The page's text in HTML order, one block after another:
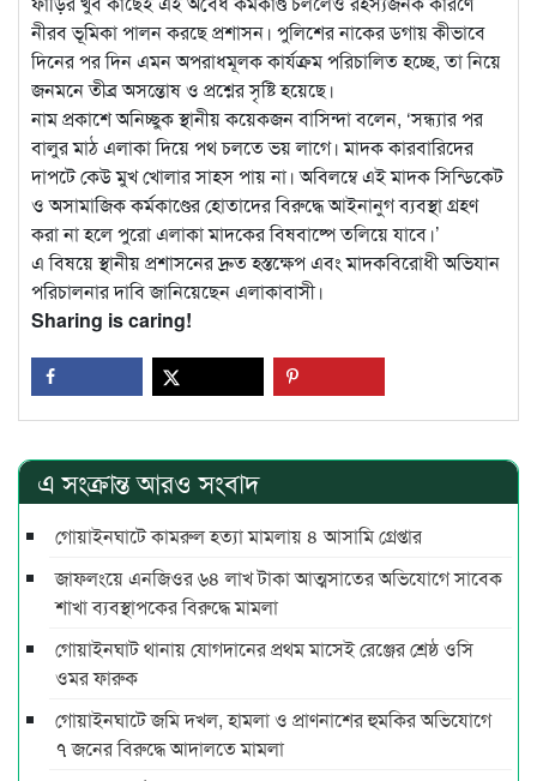
নীরব ভূমিকা পালন করছে প্রশাসন। পুলিশের নাকের ডগায় কীভাবে
দিনের পর দিন এমন অপরাধমূলক কার্যক্রম পরিচালিত হচ্ছে, তা নিয়ে
জনমনে তীব্র অসন্তোষ ও প্রশ্নের সৃষ্টি হয়েছে।
নাম প্রকাশে অনিচ্ছুক স্থানীয় কয়েকজন বাসিন্দা বলেন, ‘সন্ধ্যার পর
বালুর মাঠ এলাকা দিয়ে পথ চলতে ভয় লাগে। মাদক কারবারিদের
দাপটে কেউ মুখ খোলার সাহস পায় না। অবিলম্বে এই মাদক সিন্ডিকেট
ও অসামাজিক কর্মকাণ্ডের হোতাদের বিরুদ্ধে আইনানুগ ব্যবস্থা গ্রহণ
করা না হলে পুরো এলাকা মাদকের বিষবাষ্পে তলিয়ে যাবে।’
এ বিষয়ে স্থানীয় প্রশাসনের দ্রুত হস্তক্ষেপ এবং মাদকবিরোধী অভিযান
পরিচালনার দাবি জানিয়েছেন এলাকাবাসী।
Sharing is caring!
এ সংক্রান্ত আরও সংবাদ
গোয়াইনঘাটে কামরুল হত্যা মামলায় ৪ আসামি গ্রেপ্তার
জাফলংয়ে এনজিওর ৬৪ লাখ টাকা আত্মসাতের অভিযোগে সাবেক
শাখা ব্যবস্থাপকের বিরুদ্ধে মামলা
গোয়াইনঘাট থানায় যোগদানের প্রথম মাসেই রেঞ্জের শ্রেষ্ঠ ওসি
ওমর ফারুক
গোয়াইনঘাটে জমি দখল, হামলা ও প্রাণনাশের হুমকির অভিযোগে
৭ জনের বিরুদ্ধে আদালতে মামলা